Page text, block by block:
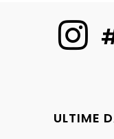
ULTIME